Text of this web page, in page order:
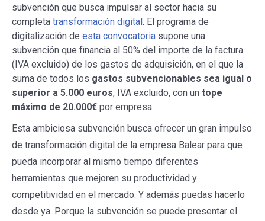
subvención que busca impulsar al sector hacia su
completa transformación digital. El programa de
digitalización de esta convocatoria supone una
subvención que financia al 50% del importe de la factura
(IVA excluido) de los gastos de adquisición, en el que la
suma de todos los gastos subvencionables sea igual o
superior a 5.000 euros, IVA excluido, con un tope
máximo de 20.000€ por empresa.
Esta ambiciosa subvención busca ofrecer un gran impulso
de transformación digital de la empresa Balear para que
pueda incorporar al mismo tiempo diferentes
herramientas que mejoren su productividad y
competitividad en el mercado. Y además puedas hacerlo
desde ya. Porque la subvención se puede presentar el